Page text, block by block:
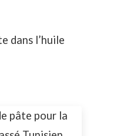
dans l’huile